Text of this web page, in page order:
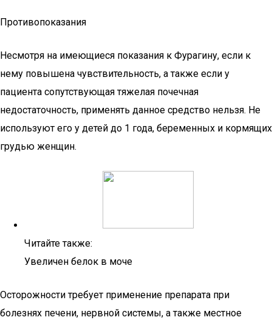
Противопоказания
Несмотря на имеющиеся показания к Фурагину, если к
нему повышена чувствительность, а также если у
пациента сопутствующая тяжелая почечная
недостаточность, применять данное средство нельзя. Не
используют его у детей до 1 года, беременных и кормящих
грудью женщин.
Читайте также:
Увеличен белок в моче
Осторожности требует применение препарата при
болезнях печени, нервной системы, а также местное